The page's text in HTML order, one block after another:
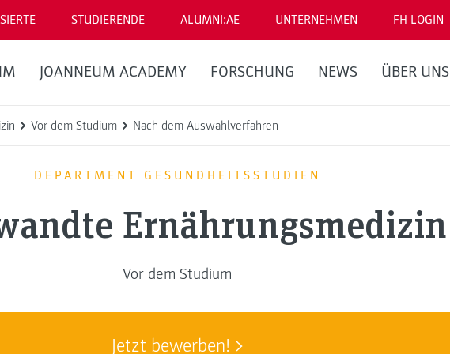
STUDIERENDE ALUMNI:AE UNTERNEHMEN FH LOGIN
JOANNEUM ACADEMY FORSCHUNG NEWS ÜBER UNS
Vor dem Studium Nach dem Auswahlverfahren
DEPARTMENT GESUNDHEITSSTUDIEN
Ernährungsmedizin
Vor dem Studium
Jetzt bewerben!